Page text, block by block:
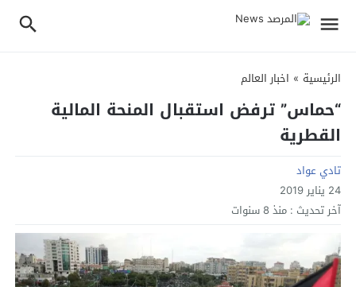
الرئيسية » اخبار العالم
“حماس” ترفض استقبال المنحة المالية
القطرية
تادي عواد
24 يناير 2019
آخر تحديث : منذ 8 سنوات